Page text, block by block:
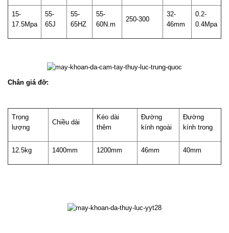
15-
17.5Mpa
55-
65J
55-
65HZ
55-
60N.m
250-300
32-
46mm
0.2-
0.4Mpa
Chân giá đỡ:
Trọng
lượng
Chiều dài
Kéo dài
thêm
Đường
kính ngoài
Đường
kính trong
12.5kg 1400mm 1200mm 46mm 40mm